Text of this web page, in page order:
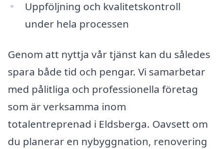
Uppföljning och kvalitetskontroll
under hela processen
Genom att nyttja vår tjänst kan du således
spara både tid och pengar. Vi samarbetar
med pålitliga och professionella företag
som är verksamma inom
totalentreprenad i Eldsberga. Oavsett om
du planerar en nybyggnation, renovering